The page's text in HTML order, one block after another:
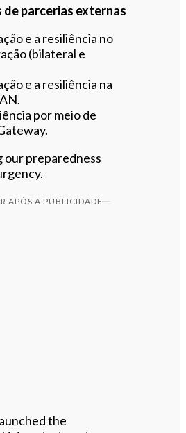
de parcerias externas
e a resiliência no
(bilateral e
e a resiliência na
por meio de
preparedness
APÓS A PUBLICIDADE
the